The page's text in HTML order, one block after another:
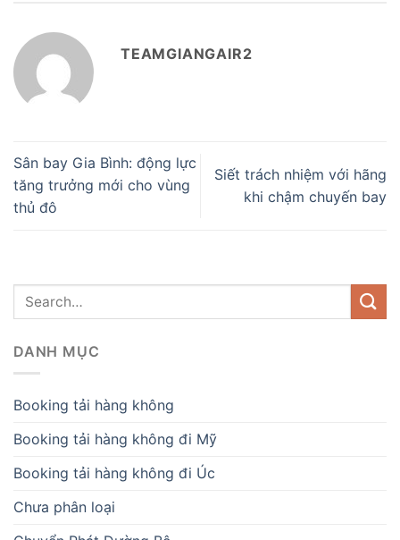
TEAMGIANGAIR2
Sân bay Gia Bình: động lực
tăng trưởng mới cho vùng
thủ đô
Siết trách nhiệm với hãng
khi chậm chuyến bay
DANH MỤC
Booking tải hàng không
Booking tải hàng không đi Mỹ
Booking tải hàng không đi Úc
Chưa phân loại